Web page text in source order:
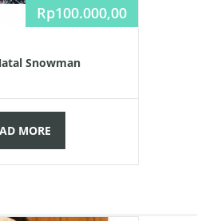
Rp100.000,00
Snowman
MORE